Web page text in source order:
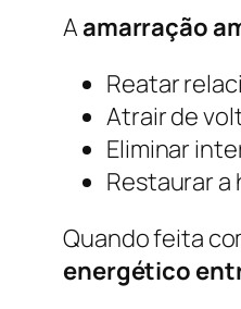
Aamarração
Reatar
Atrair de
Eliminar
Restaurar a
Quando feita
energético